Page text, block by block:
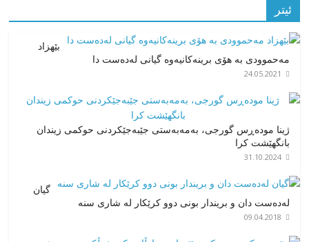
ئیتر
بێهزاد
مەحموودی بە هۆی برینەکانیەوە گیانی لەدەست دا
24.05.2021
ژینا مودەڕس گورجی، بەمەبەستی جێبەجێکردنی حوکمی زیندان
بانگهێشت کرا
31.10.2024
گیان
لەدەست دان و بریندار بونی دوو کرێکار لە شاری سنە
09.04.2018